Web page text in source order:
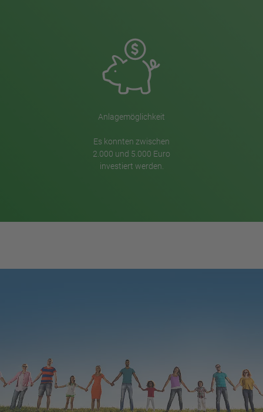
Anlagemöglichkeit
Es konnten zwischen
2.000 und 5.000 Euro
investiert werden.